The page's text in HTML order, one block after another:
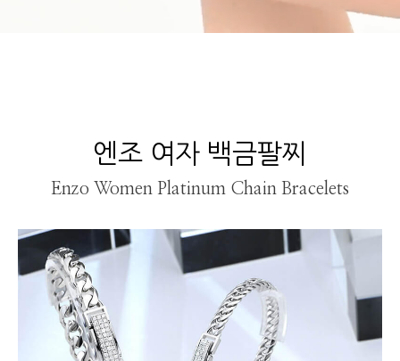
엔조 여자 백금팔찌
Enzo Women Platinum Chain Bracelets